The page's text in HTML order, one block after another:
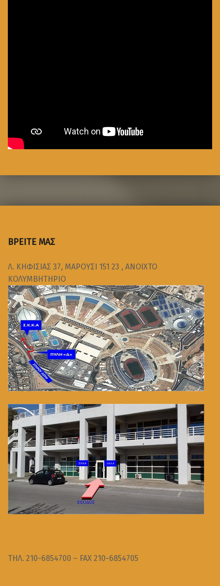
ΒΡΕΙΤΕ ΜΑΣ
Λ. ΚΗΦΙΣΙΑΣ 37, ΜΑΡΟΥΣΙ 151 23 , ΑΝΟΙΧΤΟ
ΚΟΛΥΜΒΗΤΗΡΙΟ
ΤΗΛ. 210-6854700 – FAX 210-6854705